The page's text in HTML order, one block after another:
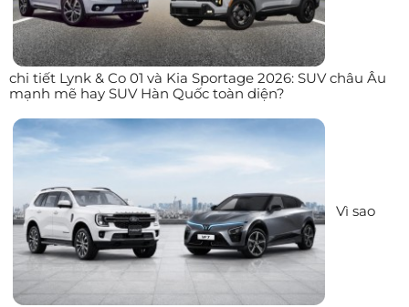
chi tiết Lynk & Co 01 và Kia Sportage 2026: SUV châu Âu
mạnh mẽ hay SUV Hàn Quốc toàn diện?
Vì sao